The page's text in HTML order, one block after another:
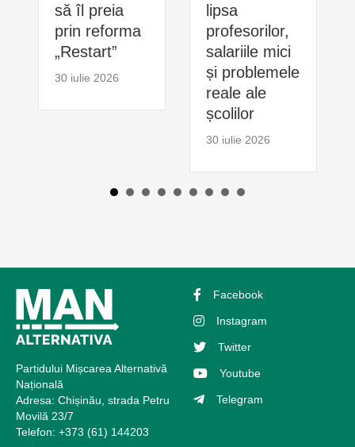
să îl preia
prin reforma
„Restart”
30 iulie 2026
lipsa
profesorilor,
salariile mici
și problemele
reale ale
școlilor
30 iulie 2026
Partidului Mișcarea Alternativă
Națională
Adresa: Chișinău, strada Petru
Movilă 23/7
Telefon: +373 (61) 144203
Facebook
Instagram
Twitter
Youtube
Telegram